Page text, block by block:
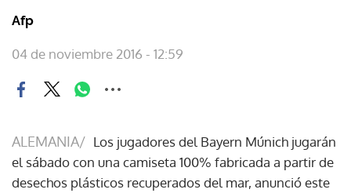
Afp
04 de noviembre 2016 - 12:59
ALEMANIA/ Los jugadores del Bayern Múnich jugarán
el sábado con una camiseta 100% fabricada a partir de
desechos plásticos recuperados del mar, anunció este